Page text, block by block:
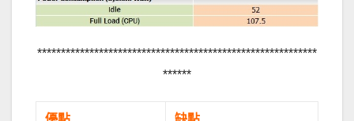
***********************************************************
******